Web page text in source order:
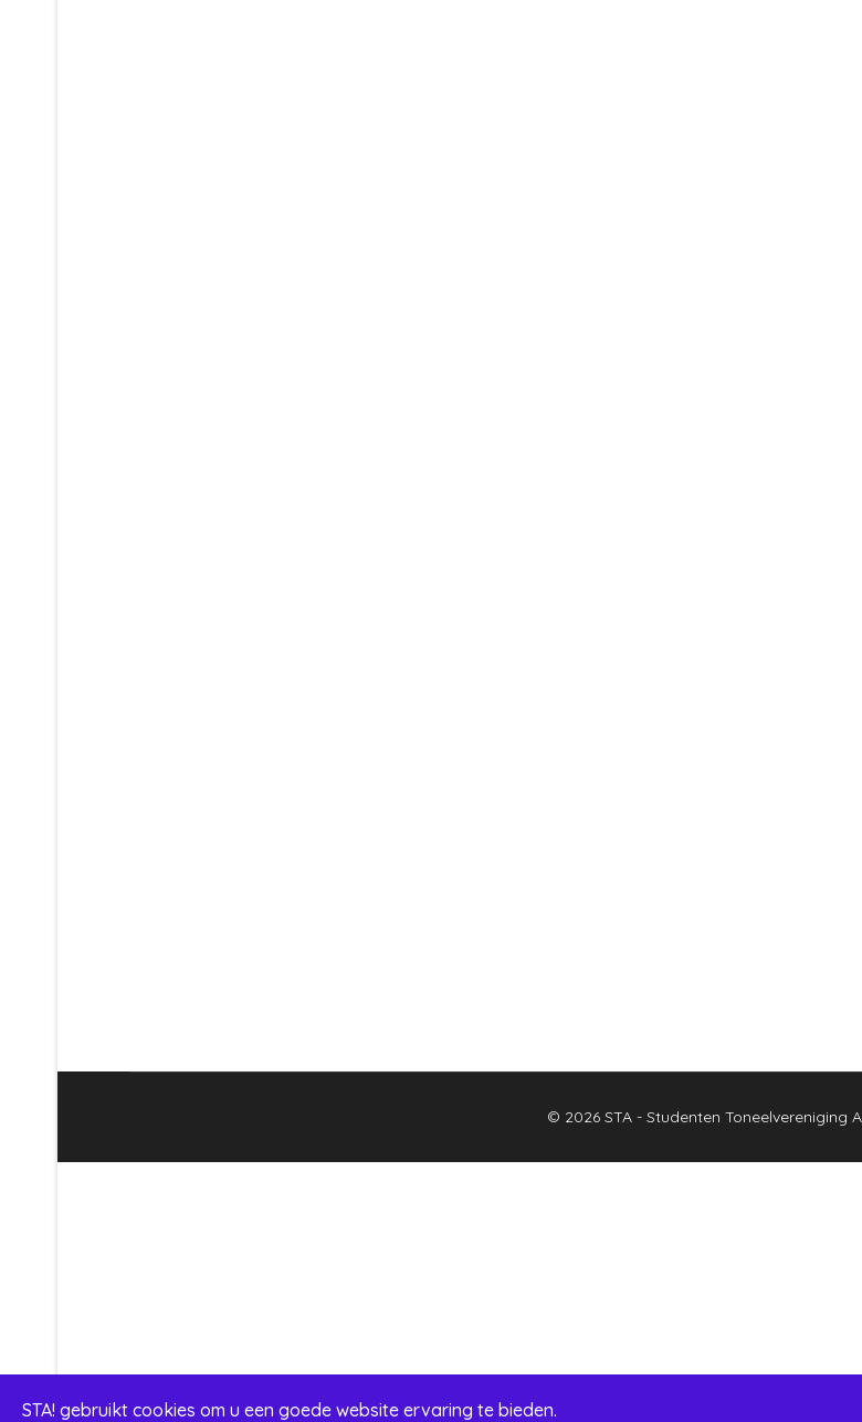
© 2026 STA - Studenten Toneelvereniging
STA! gebruikt cookies om u een goede website ervaring te bieden.